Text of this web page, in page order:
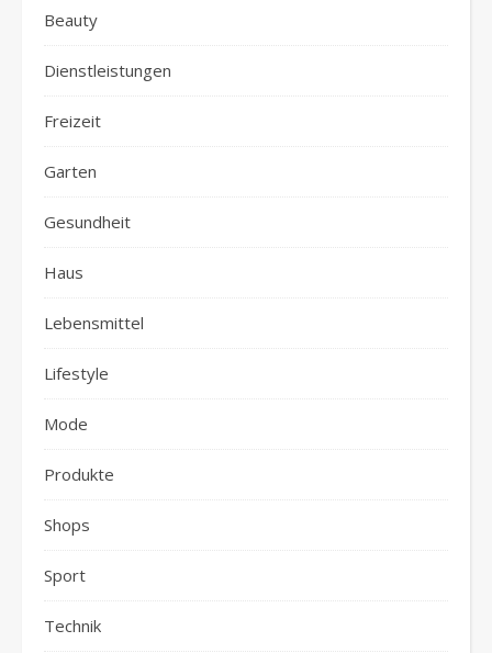
Beauty
Dienstleistungen
Freizeit
Garten
Gesundheit
Haus
Lebensmittel
Lifestyle
Mode
Produkte
Shops
Sport
Technik